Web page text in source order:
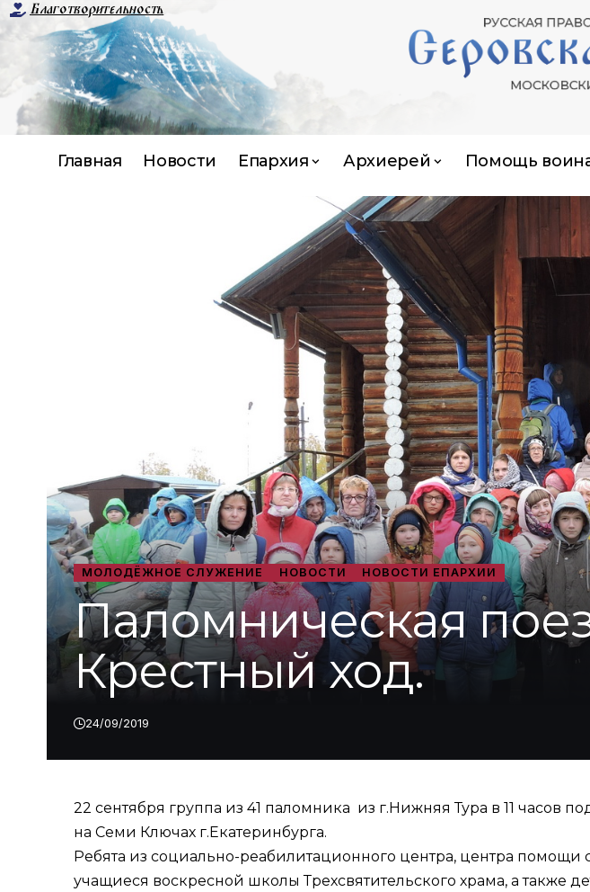
Благотворительность
Главная Новости Епархия Архиерей Помощь
МОЛОДЁЖНОЕ СЛУЖЕНИЕ НОВОСТИ НОВОСТИ ЕПАРХИИ
Паломническая
Крестный ход.
24/09/2019
22 сентября группа из 41 паломника из г.Нижняя Тура в 11
на Семи Ключах г.Екатеринбурга.
Ребята из социально-реабилитационного центра, центра
учащиеся воскресной школы Трехсвятительского храма, а также